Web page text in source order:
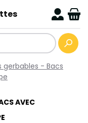
gerbables - Bacs
AVEC